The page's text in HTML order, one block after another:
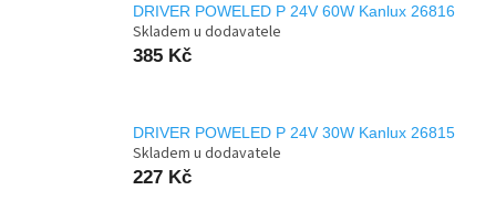
DRIVER POWELED P 24V 60W Kanlux 26816
Skladem u dodavatele
385 Kč
DRIVER POWELED P 24V 30W Kanlux 26815
Skladem u dodavatele
227 Kč